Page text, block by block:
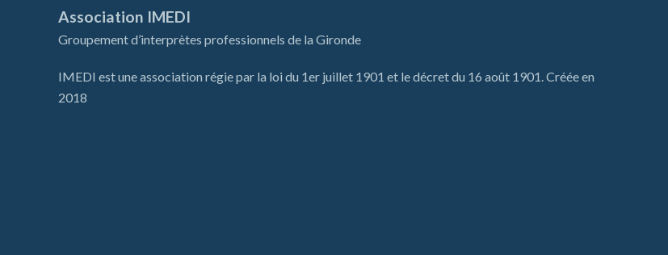
Association IMEDI
Groupement d’interprètes professionnels de la Gironde
IMEDI est une association régie par la loi du 1er juillet 1901 et le décret du 16 août 1901. Créée en
2018